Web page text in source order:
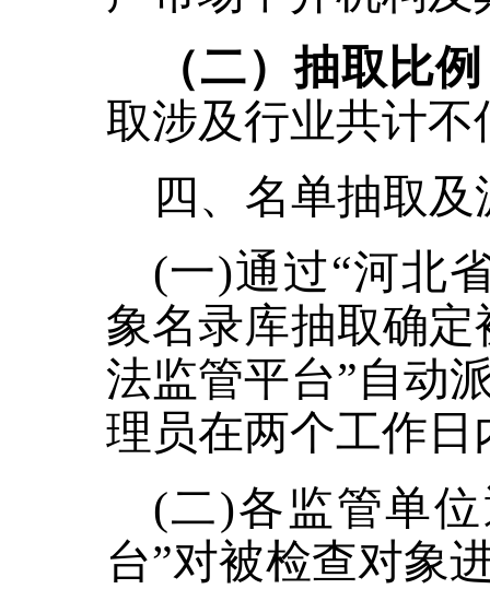
（二）抽取比
取涉及行业共计不
四、名单抽取及
(一)通过“河北
象名录库抽取确
法监管平台”自动
理员在两个工作
(二)各监管单
台”对被检查对象